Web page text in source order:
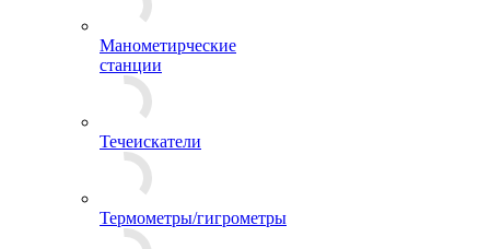
Манометирческие
станции
Течеискатели
Термометры/гигрометры